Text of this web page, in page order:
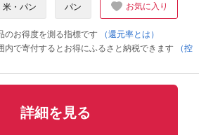
米・パン パン お気に入り
お得度を測る指標です
（還元率とは）
で寄付するとお得にふるさと納税できます
（控
詳細を見る